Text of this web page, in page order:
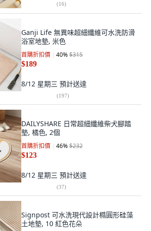
(16)
Ganji Life 無異味超細纖維可水洗防滑
浴室地墊, 米色
首購折扣價 40%$315
$189
8/12 星期三 預計送達
(197)
DAILYSHARE 日常超細纖維柴犬腳踏
墊, 橘色, 2個
首購折扣價 46%$232
$123
8/12 星期三 預計送達
(37)
Signpost 可水洗現代設計橢圓形硅藻
土地墊, 10 紅色花朵